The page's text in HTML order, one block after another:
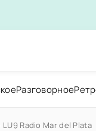
Разговорное
LU9 Radio Mar del Plata